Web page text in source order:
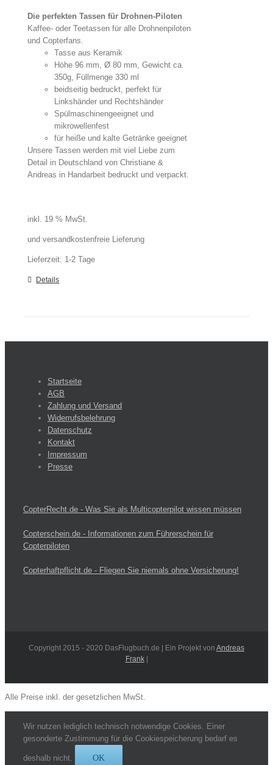
Die perfekten Tassen für Drohnen-Piloten
Kaffee- oder Teetassen für alle Drohnenpiloten
und Copterfans.
Tasse aus Keramik
Höhe 96 mm, Ø 80 mm, Gewicht ca.
350g, Füllmenge 330 ml
beidseitig bedruckt, perfekt für
Linkshänder und Rechtshänder
Spülmaschinengeeignet und
mikrowellenfest
für heiße und kalte Getränke geeignet
Unsere Tassen werden mit viel Liebe zum
Detail in Deutschland von Christiane &
Andreas in Handarbeit bedruckt und verpackt.
inkl. 19 % MwSt.
und versandkostenfreie Lieferung
Lieferzeit: 1-2 Tage
Details
Startseite
AGB
Zahlung und Versand
Widerrufsbelehrung
Datenschutz
Kontakt
Impressum
Presse
CopterRecht.de - Was Sie als Multicopterpilot wissen müssen
Copterschein.de - Informationen zum Führerschein für
Copterpiloten
Copterhaftpflicht.de - Fliegen Sie niemals ohne Versicherung!
Copyright 2015 - 2020 DasFlugbuch.de | Ein Projekt von Andreas
Frank|
Alle Preise inkl. der gesetzlichen MwSt.
Wir nutzen lediglich technisch notwendige Cookies. Einer
gesonderte Zustimmung für die Cookiespeicherung bedarf es
deshalb nicht. OK